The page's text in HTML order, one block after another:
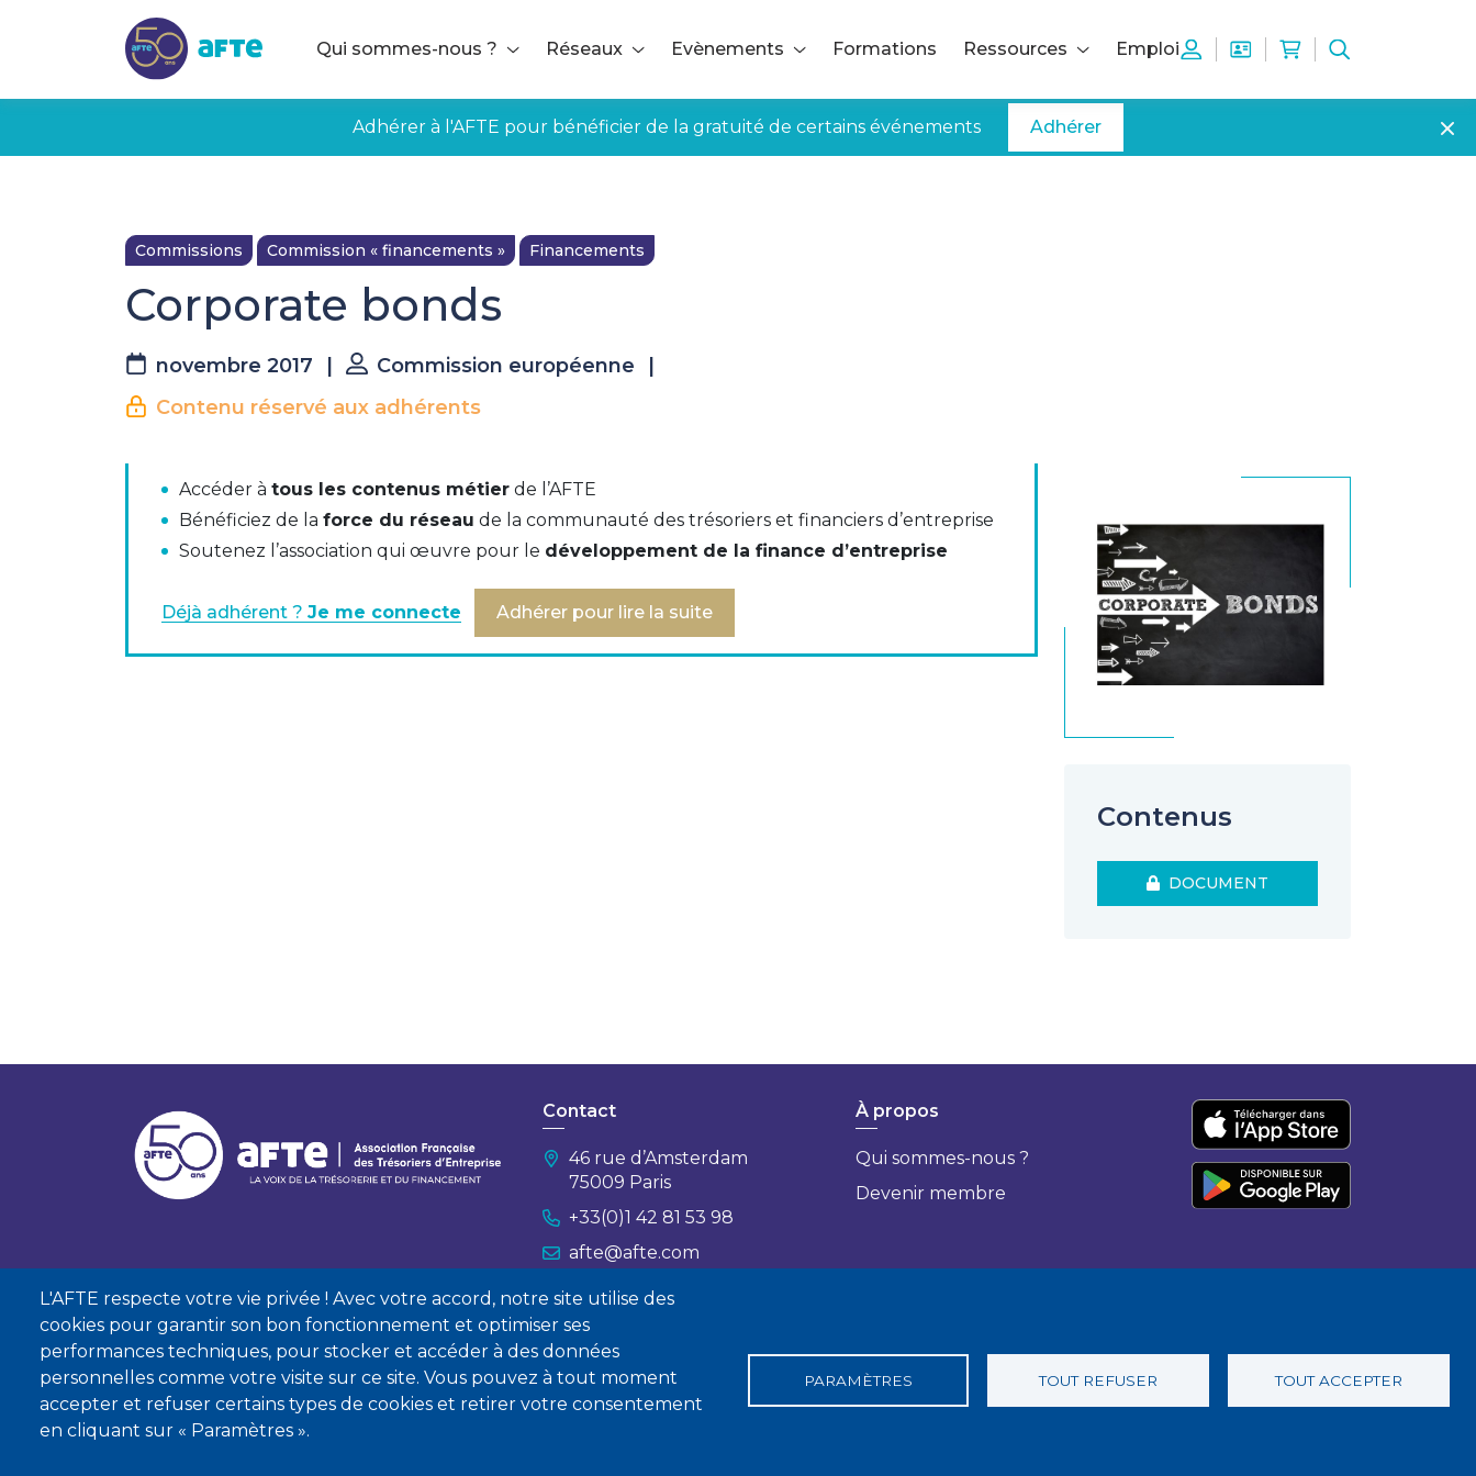
L'AFTE respecte votre vie privée ! Avec votre accord, notre site utilise des
cookies pour garantir son bon fonctionnement et optimiser ses
performances techniques, pour stocker et accéder à des données
personnelles comme votre visite sur ce site. Vous pouvez à tout moment
accepter et refuser certains types de cookies et retirer votre consentement
en cliquant sur « Paramètres ».
PARAMÈTRES TOUT REFUSER TOUT ACCEPTER
Qui sommes-nous ? Réseaux Evènements Formations Ressources Emploi
Adhérer à l'AFTE pour bénéficier de la gratuité de certains événements Adhérer
Commissions Commission « financements » Financements
Corporate bonds
novembre 2017 Commission européenne
Contenu réservé aux adhérents
Report from the CommissionExpert Group on Corporate Bonds
5 recommandations notables pour encourager les entreprises à intervenir sur ces marchés figurent
Accéder à tous les contenus métier de l’AFTE
Bénéficiez de la force du réseau de la communauté des trésoriers et financiers d’entreprise
Soutenez l’association qui œuvre pour le développement de la finance d’entreprise
Déjà adhérent ? Je me connecte Adhérer pour lire la suite
Contenus
DOCUMENT
Contact
46 rue d’Amsterdam
75009 Paris
+33(0)1 42 81 53 98
afte@afte.com
Nous contacter
À propos
Qui sommes-nous ?
Devenir membre